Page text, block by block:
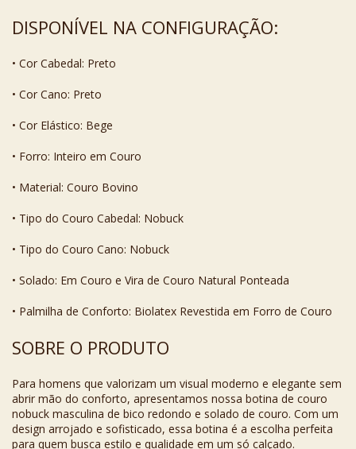
DISPONÍVEL NA CONFIGURAÇÃO:
• Cor Cabedal: Preto
• Cor Cano: Preto
• Cor Elástico: Bege
• Forro: Inteiro em Couro
• Material: Couro Bovino
• Tipo do Couro Cabedal: Nobuck
• Tipo do Couro Cano: Nobuck
• Solado: Em Couro e Vira de Couro Natural Ponteada
• Palmilha de Conforto: Biolatex Revestida em Forro de Couro
SOBRE O PRODUTO
Para homens que valorizam um visual moderno e elegante sem
abrir mão do conforto, apresentamos nossa botina de couro
nobuck masculina de bico redondo e solado de couro. Com um
design arrojado e sofisticado, essa botina é a escolha perfeita
para quem busca estilo e qualidade em um só calçado.